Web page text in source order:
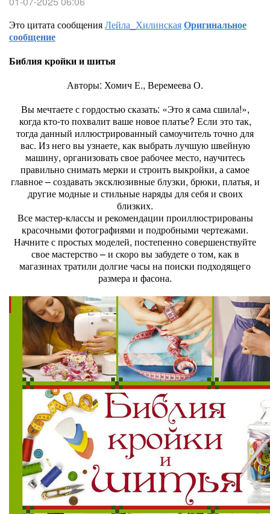
Это цитата сообщенияЛейла_ХилинскаяОригинальное
сообщение
Библия кройки и шитья
Авторы: Хомич Е., Веремеева О.
Вы мечтаете с гордостью сказать: «Это я сама сшила!»,
когда кто-то похвалит ваше новое платье? Если это так,
тогда данный иллюстрированный самоучитель точно для
вас. Из него вы узнаете, как выбрать лучшую швейную
машину, организовать свое рабочее место, научитесь
правильно снимать мерки и строить выкройки, а самое
главное – создавать эксклюзивные блузки, брюки, платья, и
другие модные и стильные наряды для себя и своих
близких.
Все мастер-классы и рекомендации проиллюстрированы
красочными фотографиями и подробными чертежами.
Начните с простых моделей, постепенно совершенствуйте
свое мастерство – и скоро вы забудете о том, как в
магазинах тратили долгие часы на поиски подходящего
размера и фасона.